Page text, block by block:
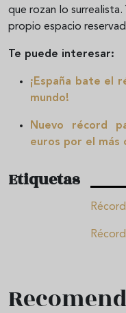
que rozan lo
propio espacio
Te puede interesar:
¡España bate el
mundo!
Nuevo récord
euros por el más
Etiquetas